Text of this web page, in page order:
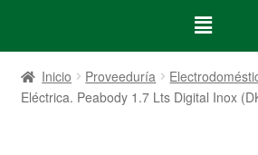
Inicio Proveeduría
Eléctrica. Peabody 1.7 Lts Digital Inox